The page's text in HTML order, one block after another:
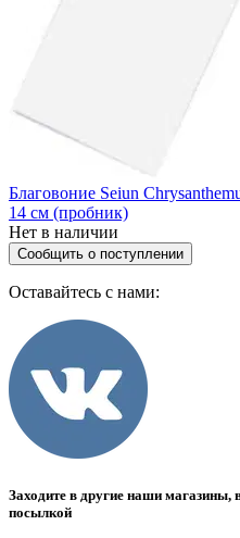
Благовоние Seiun
14 см (пробник)
Нет в наличии
Сообщить о поступлении
Оставайтесь с нами:
Заходите в другие наши магазины,
посылкой